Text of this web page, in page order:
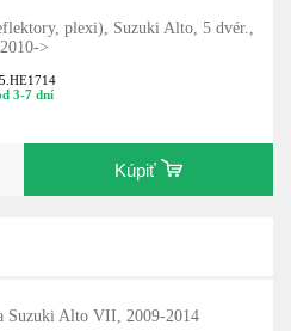
plexi), Suzuki Alto, 5 dvér.,
2010->
3-7 dní
Kúpiť
Suzuki Alto VII, 2009-2014